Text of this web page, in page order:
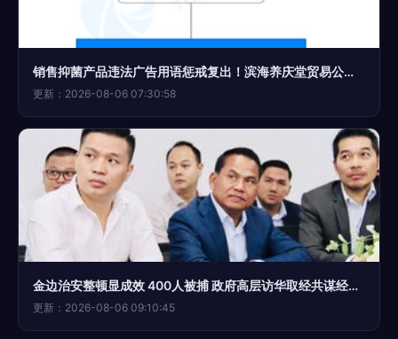
销售抑菌产品违法广告用语惩戒复出！滨海养庆堂贸易公司因‘消火止痛’宣传被罚款
更新：2026-08-06 07:30:58
金边治安整顿显成效 400人被捕 政府高层访华取经共谋经贸新篇章
更新：2026-08-06 09:10:45